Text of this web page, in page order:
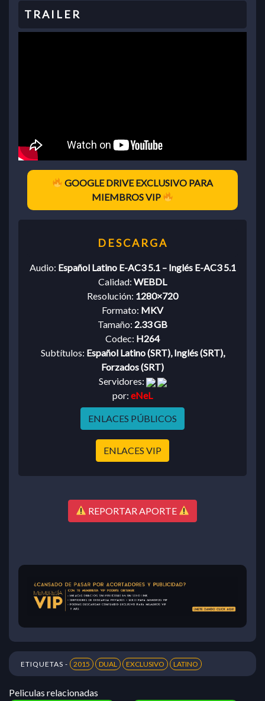
GOOGLE DRIVE EXCLUSIVO PARA
MIEMBROS VIP
Audio: Español Latino E-AC3 5.1 – Inglés E-AC3 5.1
Calidad: WEBDL
Resolución: 1280×720
Formato: MKV
Tamaño: 2.33 GB
Codec: H264
Subtítulos: Español Latino (SRT), Inglés (SRT),
Forzados (SRT)
Servidores:
por: eNeL
ENLACES PÚBLICOS
ENLACES VIP
REPORTAR APORTE
ETIQUETAS - 2015 DUAL EXCLUSIVO LATINO
Peliculas relacionadas